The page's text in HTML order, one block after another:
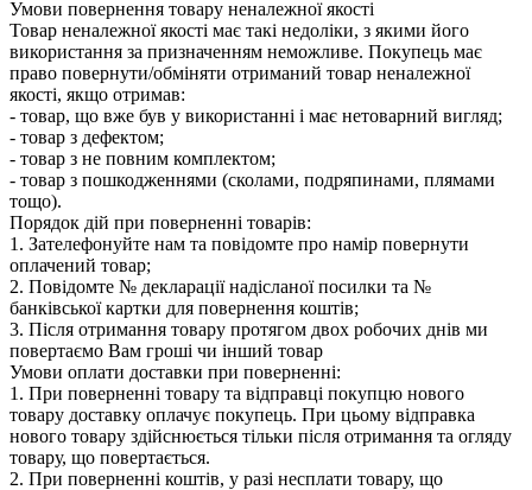
Умови повернення товару неналежної якості
Товар неналежної якості має такі недоліки, з якими його
використання за призначенням неможливе. Покупець має
право повернути/обміняти отриманий товар неналежної
якості, якщо отримав:
- товар, що вже був у використанні і має нетоварний вигляд;
- товар з дефектом;
- товар з не повним комплектом;
- товар з пошкодженнями (сколами, подряпинами, плямами
тощо).
Порядок дій при поверненні товарів:
1. Зателефонуйте нам та повідомте про намір повернути
оплачений товар;
2. Повідомте № декларації надісланої посилки та №
банківської картки для повернення коштів;
3. Після отримання товару протягом двох робочих днів ми
повертаємо Вам гроші чи інший товар
Умови оплати доставки при поверненні:
1. При поверненні товару та відправці покупцю нового
товару доставку оплачує покупець. При цьому відправка
нового товару здійснюється тільки після отримання та огляду
товару, що повертається.
2. При поверненні коштів, у разі несплати товару, що